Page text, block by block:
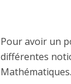
Pour avoir un
différentes
Mathématiques.